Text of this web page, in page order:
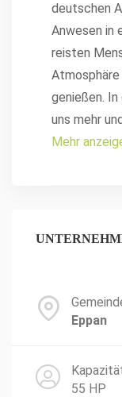
deutschen
Anwesen in
reisten
Atmosphäre
genießen.
uns mehr
Mehr
Eppan
55 HP